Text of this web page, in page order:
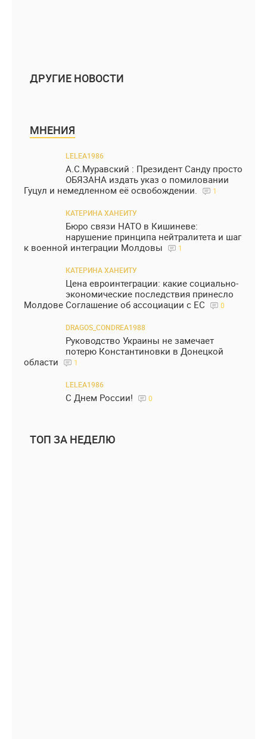
ДРУГИЕ НОВОСТИ
МНЕНИЯ
LELEA1986
А.С.Муравский : Президент Санду просто
ОБЯЗАНА издать указ о помиловании
Гуцул и немедленном её освобождении.
1
КАТЕРИНА ХАНЕИТУ
Бюро связи НАТО в Кишиневе:
нарушение принципа нейтралитета и шаг
к военной интеграции Молдовы
1
КАТЕРИНА ХАНЕИТУ
Цена евроинтеграции: какие социально-
экономические последствия принесло
Молдове Соглашение об ассоциации с ЕС
0
DRAGOS_CONDREA1988
Руководство Украины не замечает
потерю Константиновки в Донецкой
области
1
LELEA1986
С Днем России! 0
ТОП ЗА НЕДЕЛЮ